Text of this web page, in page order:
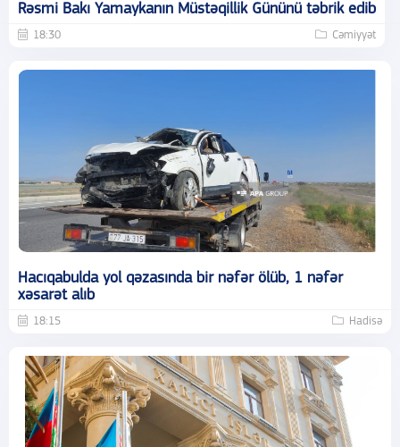
Rəsmi Bakı Yamaykanın Müstəqillik Gününü təbrik edib
18:30 Cəmiyyət
Hacıqabulda yol qəzasında bir nəfər ölüb, 1 nəfər
xəsarət alıb
18:15 Hadisə